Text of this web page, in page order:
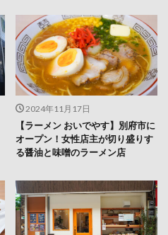
2024年11月17日
【ラーメン おいでやす】別府市に
オープン！女性店主が切り盛りす
る醤油と味噌のラーメン店